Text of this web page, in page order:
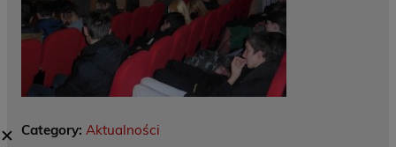
Category: Aktualności
✕